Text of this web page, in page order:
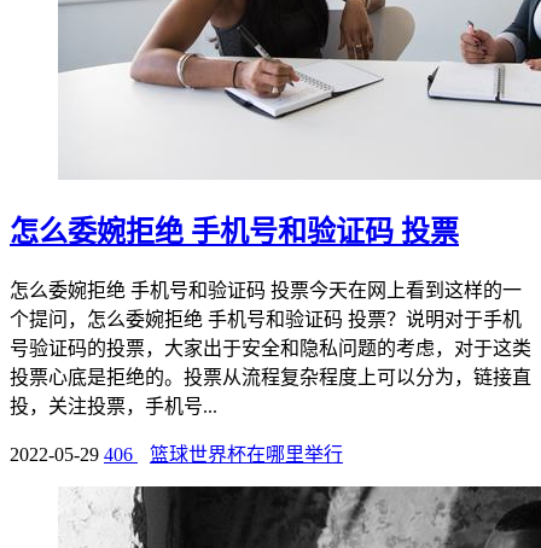
怎么委婉拒绝 手机号和验证码 投票
怎么委婉拒绝 手机号和验证码 投票今天在网上看到这样的一
个提问，怎么委婉拒绝 手机号和验证码 投票？说明对于手机
号验证码的投票，大家出于安全和隐私问题的考虑，对于这类
投票心底是拒绝的。投票从流程复杂程度上可以分为，链接直
投，关注投票，手机号...
2022-05-29 406 篮球世界杯在哪里举行